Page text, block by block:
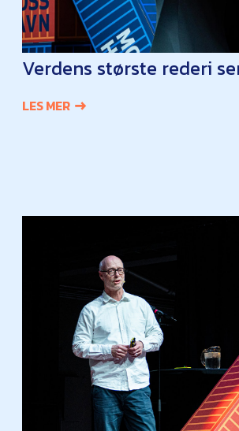
Verdens største rederi
LES MER